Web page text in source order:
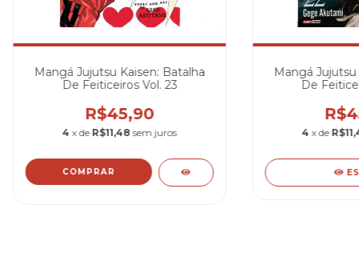
Mangá Jujutsu Kaisen: Batalha
De Feiticeiros Vol. 23
R$45,90
4 x de R$11,48 sem juros
Mangá Jujutsu
De
4 x de